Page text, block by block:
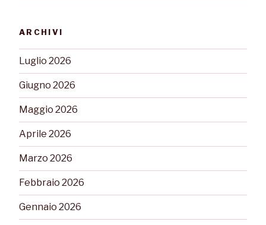
ARCHIVI
Luglio 2026
Giugno 2026
Maggio 2026
Aprile 2026
Marzo 2026
Febbraio 2026
Gennaio 2026